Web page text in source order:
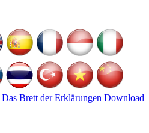
Das Brett der Erklärungen Download